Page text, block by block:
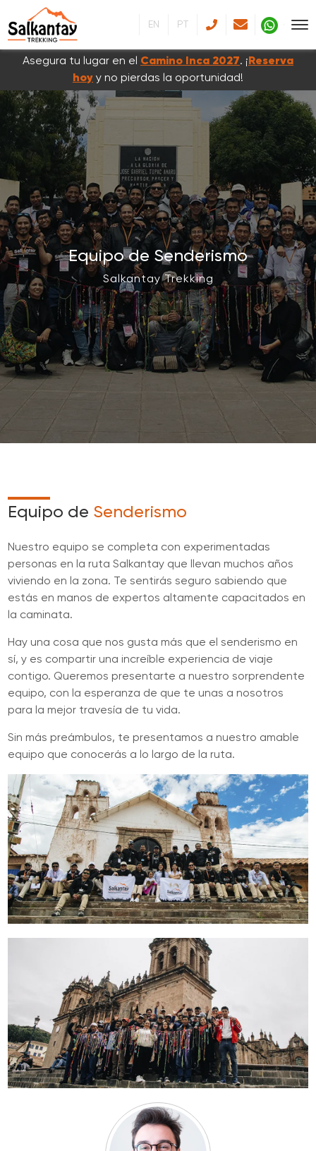
Asegura tu lugar en el Camino Inca 2027. ¡ Reserva
hoy y no pierdas la oportunidad!
EN PT
Equipo de Senderismo
Salkantay Trekking
Equipo de Senderismo
Nuestro equipo se completa con experimentadas
personas en la ruta Salkantay que llevan muchos años
viviendo en la zona. Te sentirás seguro sabiendo que
estás en manos de expertos altamente capacitados en
la caminata.
Hay una cosa que nos gusta más que el senderismo en
sí, y es compartir una increíble experiencia de viaje
contigo. Queremos presentarte a nuestro sorprendente
equipo, con la esperanza de que te unas a nosotros
para la mejor travesía de tu vida.
Sin más preámbulos, te presentamos a nuestro amable
equipo que conocerás a lo largo de la ruta.